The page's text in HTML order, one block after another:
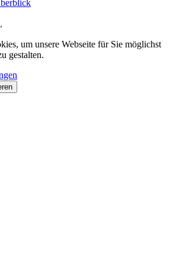
um unsere Webseite für Sie möglichst
gestalten.